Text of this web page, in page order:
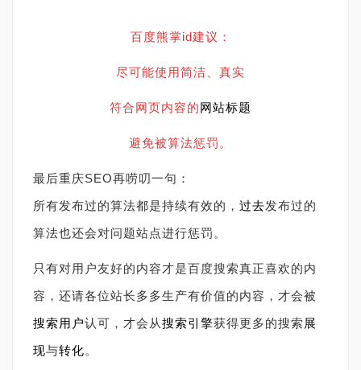
百度熊掌id建议：
尽可能使用简洁、真实
符合网页内容的网站标题
避免被算法惩罚。
最后重庆SEO再唠叨一句：
所有发布过的算法都是持续有效的， 过去发布过的
算法也还会对问题站点进行惩罚。
只有对用户友好的内容才是百度搜索真正喜欢的内
容，还请各位站长多多生产有价值的内容，才会被
搜索用户认可，才会从搜索引擎获得更多的搜索展
现与转化。